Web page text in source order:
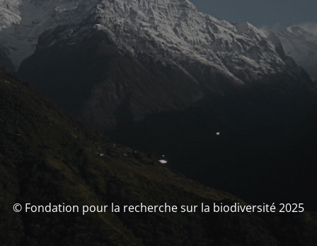
© Fondation pour la recherche sur la biodiversité 2025